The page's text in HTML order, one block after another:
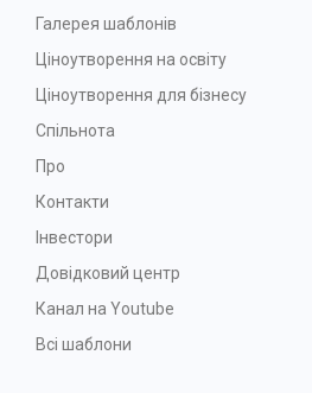
Галерея шаблонів
Ціноутворення на освіту
Ціноутворення для бізнесу
Спільнота
Про
Контакти
Інвестори
Довідковий центр
Канал на Youtube
Всі шаблони